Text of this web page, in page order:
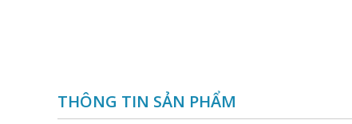
THÔNG TIN SẢN PHẨM